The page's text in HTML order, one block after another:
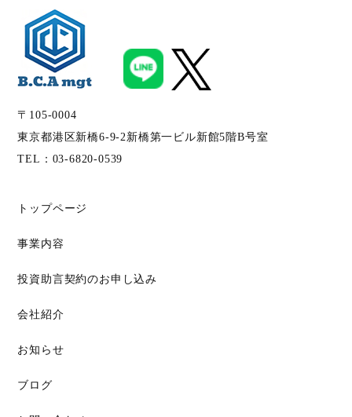
〒105-0004
東京都港区新橋6-9-2新橋第一ビル新館5階B号室
TEL： 03-6820-0539
トップページ
事業内容
投資助言契約のお申し込み
会社紹介
お知らせ
ブログ